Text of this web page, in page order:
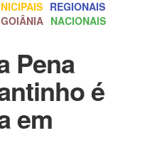
REGIONAIS
NACIONAIS
Pena
é
em